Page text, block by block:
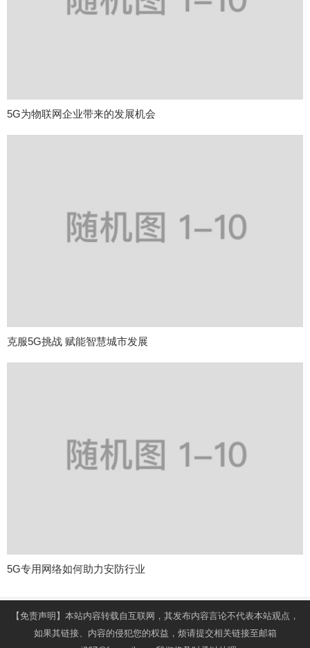
5G为物联网企业带来的发展机会
克服5G挑战 赋能智慧城市发展
5G专用网络如何助力安防行业
【免责声明】本站内容转载自互联网，其发布内容言论不代表本站观点，
如果其链接、内容的侵犯您的权益，烦请提交相关链接至邮箱